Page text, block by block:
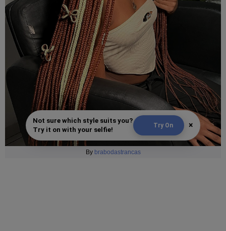
Not sure which style suits you?
Try it on with your selfie!
Try On ×
By brabodastrancas